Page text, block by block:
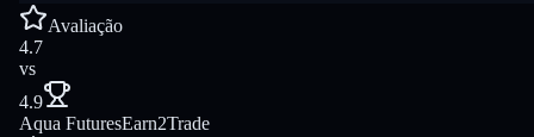
Avaliação
4.7
vs
4.9
Aqua FuturesEarn2Trade